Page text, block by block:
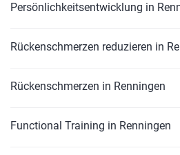
Persönlichkeitsentwicklung in
Rückenschmerzen reduzieren in
Rückenschmerzen in Renningen
Functional Training in Renningen